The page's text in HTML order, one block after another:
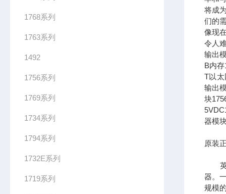
1768系列
1763系列
1492
1756系列
1769系列
1734系列
1794系列
1732E系列
1719系列
将成
们的
像现
令人
输出
B内
T以太
输出
块
器模
原装
英文
器。
规模